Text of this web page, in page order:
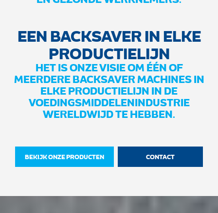
EEN BACKSAVER IN ELKE
PRODUCTIELIJN
HET IS ONZE VISIE OM ÉÉN OF
MEERDERE BACKSAVER MACHINES IN
ELKE PRODUCTIELIJN IN DE
VOEDINGSMIDDELENINDUSTRIE
WERELDWIJD TE HEBBEN.
BEKIJK ONZE PRODUCTEN CONTACT